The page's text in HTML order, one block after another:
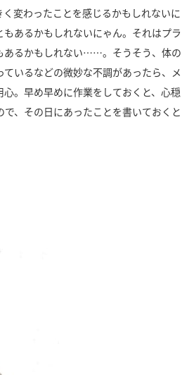
変わったことを感じるかもしれないに
あるかもしれないにゃん。それはプラ
あるかもしれない……。そうそう、体の
いるなどの微妙な不調があったら、メ
。早め早めに作業をしておくと、心穏
、その日にあったことを書いておくと